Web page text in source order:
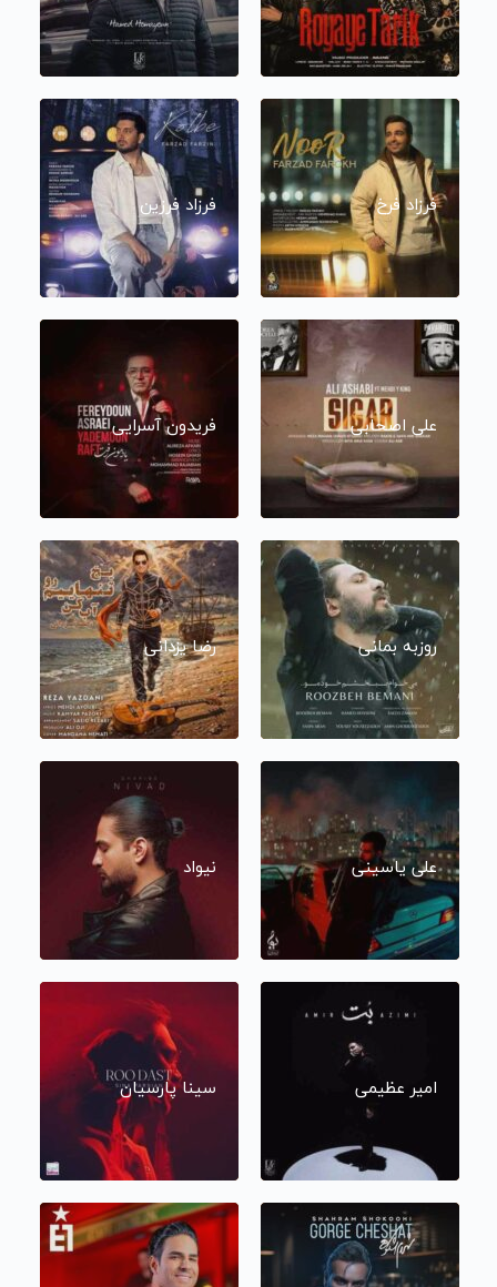
فرزاد فرخ فرزاد فرزین
علی اصحابی فریدون آسرایی
روزبه بمانی رضا یزدانی
علی یاسینی نیواد
امیر عظیمی سینا پارسیان